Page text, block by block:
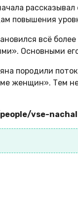
повышения
всё
Основными
породили
женщин». Тем
vse-